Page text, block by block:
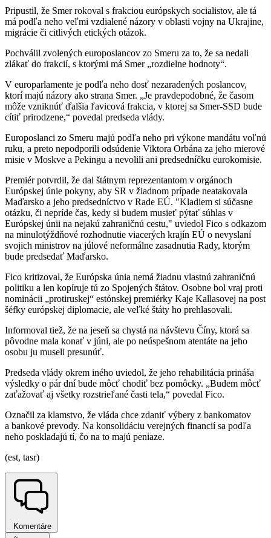
Pripustil, že Smer rokoval s frakciou európskych socialistov, ale tá
má podľa neho veľmi vzdialené názory v oblasti vojny na Ukrajine,
migrácie či citlivých etických otázok.
Pochválil zvolených europoslancov zo Smeru za to, že sa nedali
zlákať do frakcií, s ktorými má Smer „rozdielne hodnoty“.
V europarlamente je podľa neho dosť nezaradených poslancov,
ktorí majú názory ako strana Smer. „Je pravdepodobné, že časom
môže vzniknúť ďalšia ľavicová frakcia, v ktorej sa Smer-SSD bude
cítiť prirodzene,“ povedal predseda vlády.
Europoslanci zo Smeru majú podľa neho pri výkone mandátu voľnú
ruku, a preto nepodporili odsúdenie Viktora Orbána za jeho mierové
misie v Moskve a Pekingu a nevolili ani predsedníčku eurokomisie.
Premiér potvrdil, že dal štátnym reprezentantom v orgánoch
Európskej únie pokyny, aby SR v žiadnom prípade neatakovala
Maďarsko a jeho predsedníctvo v Rade EÚ. "Kladiem si súčasne
otázku, či nepríde čas, kedy si budem musieť pýtať súhlas v
Európskej únii na nejakú zahraničnú cestu," uviedol Fico s odkazom
na minulotýždňové rozhodnutie viacerých krajín EÚ o nevyslaní
svojich ministrov na júlové neformálne zasadnutia Rady, ktorým
bude predsedať Maďarsko.
Fico kritizoval, že Európska únia nemá žiadnu vlastnú zahraničnú
politiku a len kopíruje tú zo Spojených štátov. Osobne bol vraj proti
nominácii „protiruskej“ estónskej premiérky Kaje Kallasovej na post
šéfky európskej diplomacie, ale veľké štáty ho prehlasovali.
Informoval tiež, že na jeseň sa chystá na návštevu Číny, ktorá sa
pôvodne mala konať v júni, ale po neúspešnom atentáte na jeho
osobu ju museli presunúť.
Predseda vlády okrem iného uviedol, že jeho rehabilitácia prináša
výsledky o pár dní bude môcť chodiť bez pomôcky. „Budem môcť
zaťažovať aj všetky rozstrieľané časti tela,“ povedal Fico.
Označil za klamstvo, že vláda chce zdaniť výbery z bankomatov
a bankové prevody. Na konsolidáciu verejných financií sa podľa
neho poskladajú tí, čo na to majú peniaze.
(est, tasr)
Komentáre